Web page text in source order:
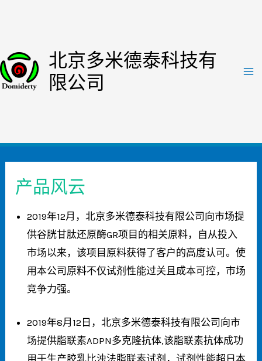
容
北京多米德泰科技有
限公司
产品风云
2019年12月，北京多米德泰科技有限公司向市场提
供谷胱甘肽还原酶GR项目的相关原料，自从投入
市场以来，该项目原料获得了客户的高度认可。使
用本公司原料不仅试剂性能过关且成本可控，市场
竞争力强。
2019年8月12日，北京多米德泰科技有限公司向市
场提供脂联素ADPN多克隆抗体,该脂联素抗体成功
用于生产胶乳比浊法脂联素试剂，试剂性能超日本